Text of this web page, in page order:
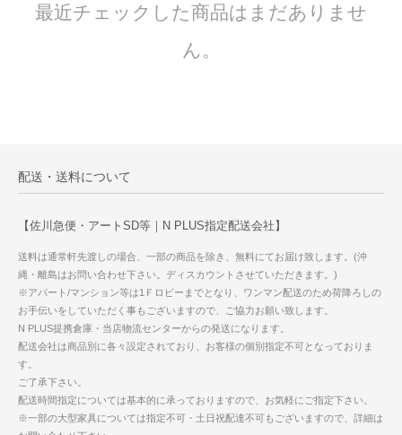
最近チェックした商品はまだありませ
ん。
配送・送料について
【佐川急便・アートSD等｜N PLUS指定配送会社】
送料は通常軒先渡しの場合、一部の商品を除き、無料にてお届け致します。(沖
縄・離島はお問い合わせ下さい。ディスカウントさせていただきます。)
※アパート/マンション等は1Ｆロビーまでとなり、ワンマン配送のため荷降ろしの
お手伝いをしていただく事もございますので、ご協力お願い致します。
N PLUS提携倉庫・当店物流センターからの発送になります。
配送会社は商品別に各々設定されており、お客様の個別指定不可となっておりま
す。
ご了承下さい。
配送時間指定については基本的に承っておりますので、お気軽にご指定下さい。
※一部の大型家具については指定不可・土日祝配達不可もございますので、詳細は